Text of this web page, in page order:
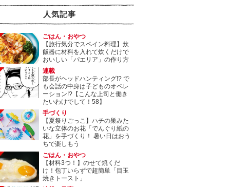
人気記事
ごはん・おやつ
【旅行気分でスペイン料理】炊
飯器に材料を入れて炊くだけで
おいしい「パエリア」の作り方
連載
部長がヘッドハンティング!? で
も会話の中身は子どものオペレ
ーション!?【こんな上司と働き
たいわけでして！58】
手づくり
【夏祭りごっこ】ハチの巣みた
いな立体のお花「でんぐり紙の
花」を手づくり！ 暑い日はおう
ちで楽しもう
ごはん・おやつ
【材料3つ！】のせて焼くだ
け！包丁いらずで超簡単「目玉
焼きトースト」